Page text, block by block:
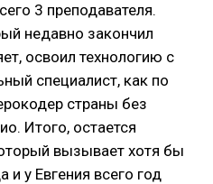
3 преподавателя.
недавно закончил
освоил технологию с
специалист, как по
страны без
Итого, остается
вызывает хотя бы
и у Евгения всего год